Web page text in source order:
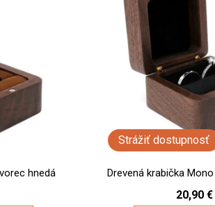
hnedá
Strážiť dostupnosť
Drevená krabička
20,90€